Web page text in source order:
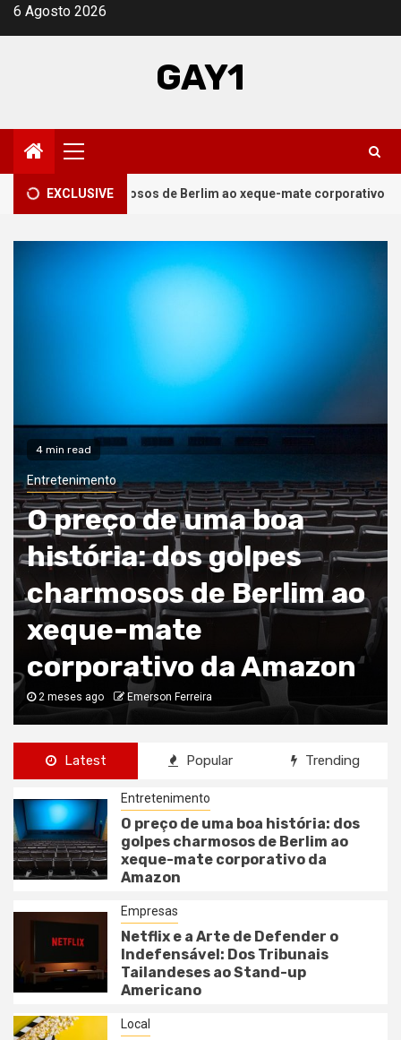
Skip6 Agosto 2026
GAY1
Primary
EXCLUSIVE
de Berlim ao xeque-mate corporativo da Amazon
7 min read
Empresas
Netflix e a Arte de
Defender o
Indefensável: Dos
Tribunais Tailandeses ao
Stand-up Americano
2 meses ago Fabiano Castro
Latest Popular Trending
Entretenimento
O preço de uma boa história: dos
golpes charmosos de Berlim ao
xeque-mate corporativo da
Amazon
Empresas
Netflix e a Arte de Defender o
Indefensável: Dos Tribunais
Tailandeses ao Stand-up
Americano
Local